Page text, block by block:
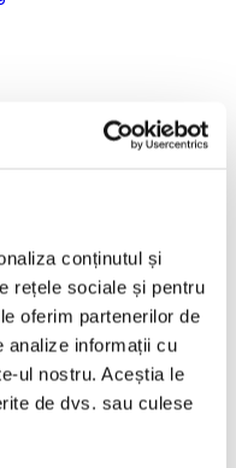
conținutul și
rețele sociale și pentru
oferim partenerilor de
analize informații cu
ul nostru. Aceștia le
de dvs. sau culese